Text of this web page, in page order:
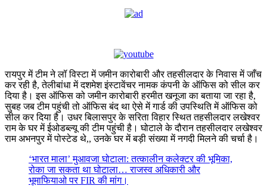
रायपुर में टीम ने लॉ विस्टा में जमीन कारोबारी और तहसीलदार के निवास में जाँच
कर रही है, तेलीबांधा में दशमेश इंस्टावेंचर नामक कंपनी के ऑफिस को सील कर
दिया है। इस ऑफिस को जमीन कारोबारी हरमीत खनूजा का बताया जा रहा है,
सुबह जब टीम पहुंची तो ऑफिस बंद था ऐसे में गार्ड की उपस्थिति में ऑफिस को
सील कर दिया है। उधर बिलासपुर के सरिता विहार स्थित तहसीलदार लखेश्वर
राम के घर में ईओडब्ल्यू की टीम पहुंची है। घोटाले के दौरान तहसीलदार लखेश्वर
राम अभनपुर में पोस्टेड थे,, उनके घर में बड़ी संख्या में नगदी मिलने की चर्चा है।
‘भारत माला’ मुआवजा घोटाला: तत्कालीन कलेक्टर की भूमिका,
रोका जा सकता था घोटाला… राजस्व अधिकारी और
भूमाफियाओ पर FIR की मांग।